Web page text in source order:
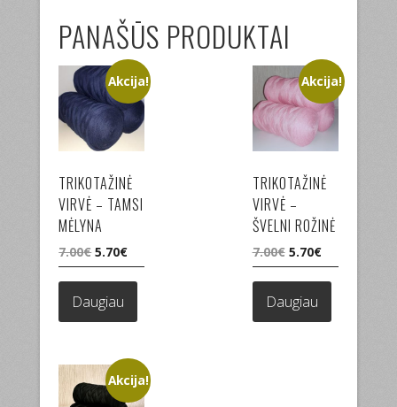
PANAŠŪS PRODUKTAI
Akcija!
TRIKOTAŽINĖ
VIRVĖ – TAMSI
MĖLYNA
7.00€Original
price
was:
7.00€.
5.70€Current
price
is:
Daugiau
Akcija!
TRIKOTAŽINĖ
VIRVĖ –
ŠVELNI ROŽINĖ
7.00€ Original
price
was:
7.00€.
5.70€Current
price
is:
Daugiau
Akcija!